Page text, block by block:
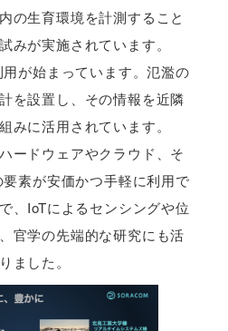
の生育環境を計測すること
みが実施されています。
が始まっています。氾濫の
を設置し、その情報を近隣
みに活用されています。
ードウェアやクラウド、そ
素が安価かつ手軽に利用で
、IoTによるセンシングや位
官学の先端的な研究にも活
ました。